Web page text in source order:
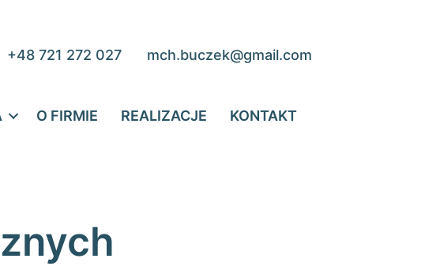
+48 721 272 027 mch.buczek@gmail.com
O FIRMIE REALIZACJE KONTAKT